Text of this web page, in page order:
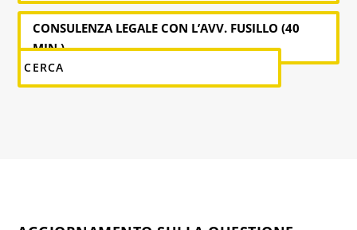
CONSULENZA LEGALE CON L’AVV. FUSILLO (40
MIN.)